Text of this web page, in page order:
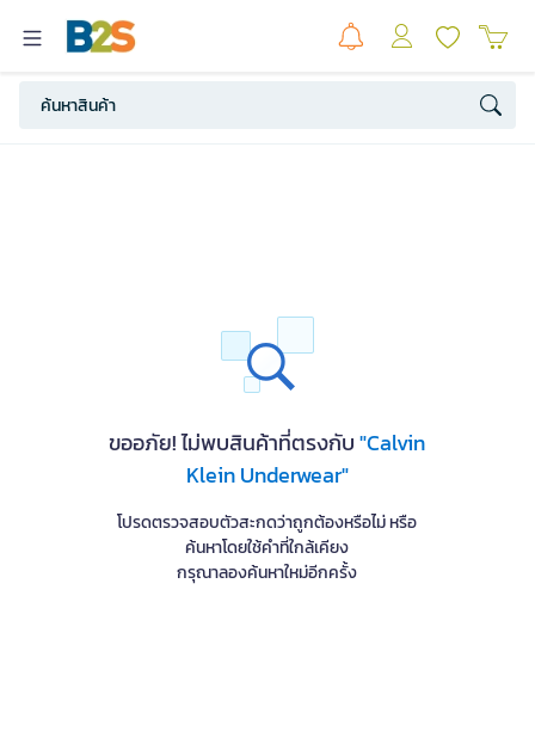
ขออภัย! ไม่พบสินค้าที่ตรงกับ"Calvin
Klein Underwear"
โปรดตรวจสอบตัวสะกดว่าถูกต้องหรือไม่ หรือ
ค้นหาโดยใช้คำที่ใกล้เคียง
กรุณาลองค้นหาใหม่อีกครั้ง